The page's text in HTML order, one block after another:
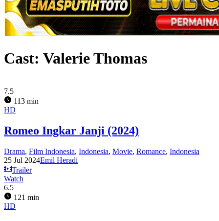
Cast: Valerie Thomas
7.5
113 min
HD
Romeo Ingkar Janji (2024)
Drama, Film Indonesia, Indonesia, Movie, Romance, Indonesia
25 Jul 2024Emil Heradi
Trailer
Watch
6.5
121 min
HD